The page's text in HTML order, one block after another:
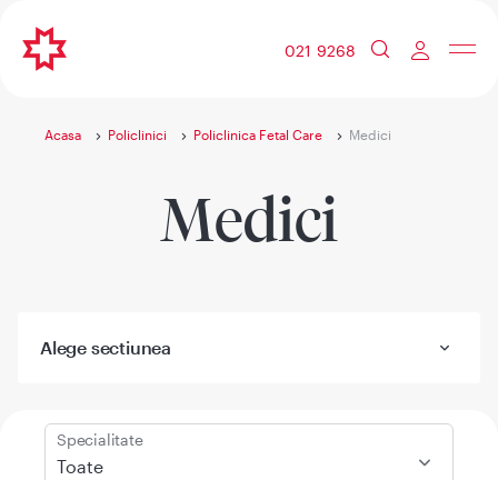
021 9268
Acasa Policlinici Policlinica Fetal Care Medici
Medici
Alege sectiunea
Specialitate
Toate